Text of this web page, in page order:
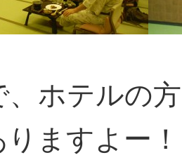
、ホテルの
ますよー